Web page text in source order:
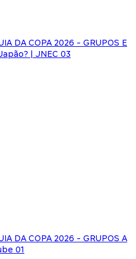
DA COPA 2026 - GRUPOS E
| JNEC 03
DA COPA 2026 - GRUPOS A
01